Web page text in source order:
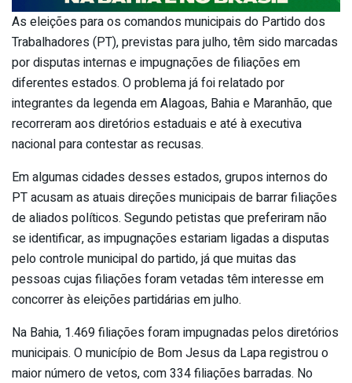
As eleições para os comandos municipais do Partido dos
Trabalhadores (PT), previstas para julho, têm sido marcadas
por disputas internas e impugnações de filiações em
diferentes estados. O problema já foi relatado por
integrantes da legenda em Alagoas, Bahia e Maranhão, que
recorreram aos diretórios estaduais e até à executiva
nacional para contestar as recusas.
Em algumas cidades desses estados, grupos internos do
PT acusam as atuais direções municipais de barrar filiações
de aliados políticos. Segundo petistas que preferiram não
se identificar, as impugnações estariam ligadas a disputas
pelo controle municipal do partido, já que muitas das
pessoas cujas filiações foram vetadas têm interesse em
concorrer às eleições partidárias em julho.
Na Bahia, 1.469 filiações foram impugnadas pelos diretórios
municipais. O município de Bom Jesus da Lapa registrou o
maior número de vetos, com 334 filiações barradas. No